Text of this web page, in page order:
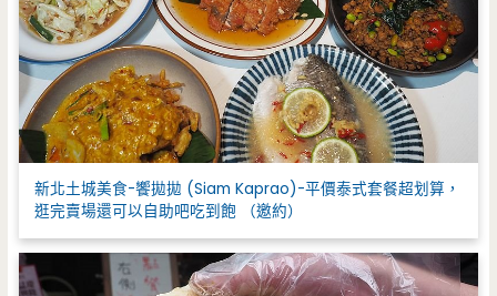
新北土城美食-饗拋拋 (Siam Kaprao)-平價泰式套餐超划算，
逛完賣場還可以自助吧吃到飽 （邀約）